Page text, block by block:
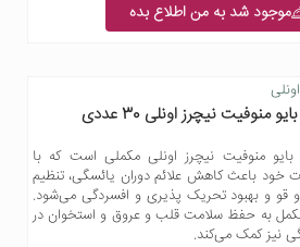
موجود شد به من اطلاع بده
منوفیت نیچرز اونلی 30 عددی
منوفیت نیچرز اونلی مکملی است که با
خود باعث کاهش علائم دوران یائسگی، تنظیم
قو و بهبود تحریک پذیری و افسردگی می‌شود.
به حفظ سلامت قلب و عروق و استخوان در
نیز کمک می‌کند.